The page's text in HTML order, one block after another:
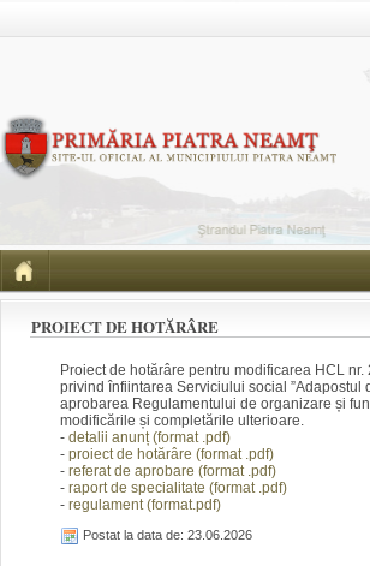
PROIECT DE HOTĂRÂRE
Proiect de hotărâre pentru modificarea HCL
privind înfiintarea Serviciului social ”Adapostul
aprobarea Regulamentului de organizare și
modificările și completările ulterioare.
- detalii anunț (format .pdf)
- proiect de hotărâre (format .pdf)
- referat de aprobare (format .pdf)
- raport de specialitate (format .pdf)
- regulament (format.pdf)
Postat la data de: 23.06.2026